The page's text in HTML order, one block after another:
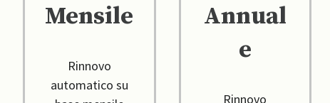
Mensile
Rinnovo
automatico su
Annual
e
Rinnovo